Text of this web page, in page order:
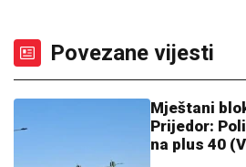
Povezane vijesti
Mještani
Prijedor:
na plus 40